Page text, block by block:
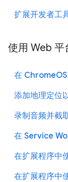
扩展开发者工
使用 Web 平
在
添加地理定位
录制音频并截
在 Service
在扩展程序中
在扩展程序中